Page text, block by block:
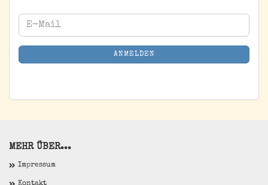
WEITER
ZUR
NEWSLETTER-
ANMELDUNG
E-
Mail
ANMELDEN
MEHR ÜBER...
Impressum